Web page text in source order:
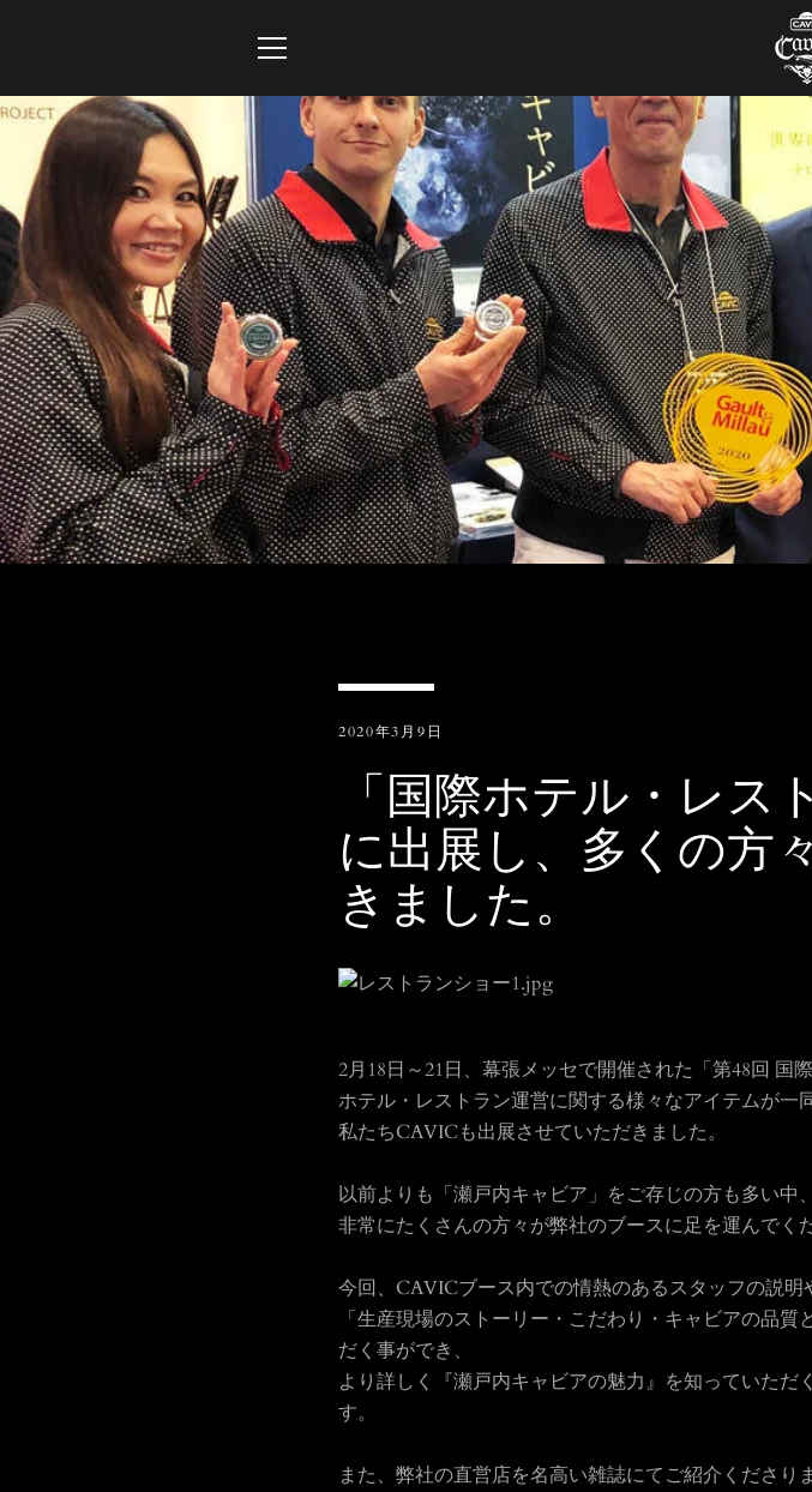
ン
ス
キ
ッ
プ
す
る
ュ
ー
2020年3月9日
「国際ホテル・レス
に出展し、多くの方
きました。
2月18日～21日、幕張メッセで開催された「第48回 国
ホテル・レストラン運営に関する様々なアイテムが一
私たちCAVICも出展させていただきました。
以前よりも「瀬戸内キャビア」をご存じの方も多い中
非常にたくさんの方々が弊社のブースに足を運んでく
今回、CAVICブース内での情熱のあるスタッフの説明
「生産現場のストーリー・こだわり・キャビアの品
だく事ができ、
より詳しく『瀬戸内キャビアの魅力』を知っていただ
す。
また、弊社の直営店を名高い雑誌にてご紹介くださ